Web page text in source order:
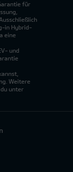
für
in Hybrid-
eine
und
Weitere
unter